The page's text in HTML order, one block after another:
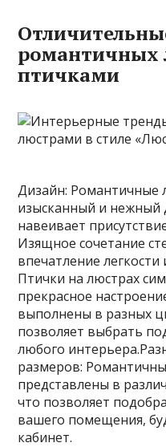
романтичных
птичками
Дизайн: Романтичные
изысканный и нежный
навеивает
Изящное сочетание
впечатление
Птички на люстрах
прекрасное
выполнены в разных
позволяет выбрать
любого
размеров:
представлены в
что позволяет
вашего помещения,
кабинет.